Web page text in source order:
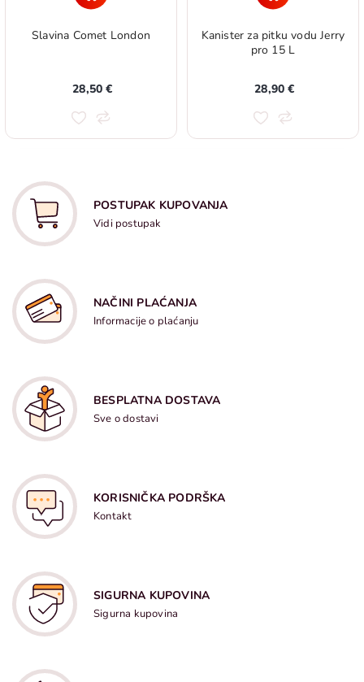
Slavina Comet London
28,50 €
Kanister za pitku vodu Jerry
pro 15 L
28,90 €
POSTUPAK KUPOVANJA
Vidi postupak
NAČINI PLAĆANJA
Informacije o plaćanju
BESPLATNA DOSTAVA
Sve o dostavi
KORISNIČKA PODRŠKA
Kontakt
SIGURNA KUPOVINA
Sigurna kupovina